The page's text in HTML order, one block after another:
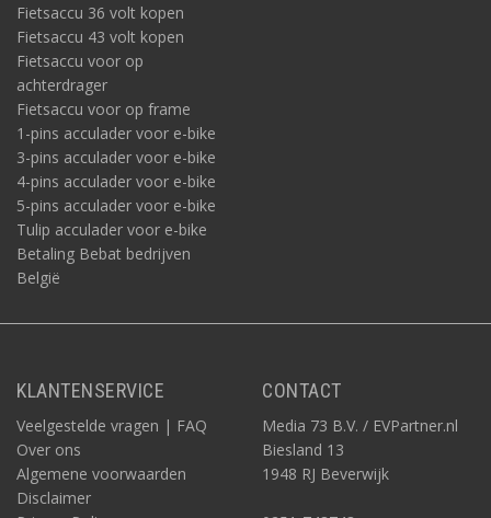
Fietsaccu 36 volt kopen
Fietsaccu 43 volt kopen
Fietsaccu voor op
achterdrager
Fietsaccu voor op frame
1-pins acculader voor e-bike
3-pins acculader voor e-bike
4-pins acculader voor e-bike
5-pins acculader voor e-bike
Tulip acculader voor e-bike
Betaling Bebat bedrijven
België
KLANTENSERVICE
Veelgestelde vragen | FAQ
Over ons
Algemene voorwaarden
Disclaimer
CONTACT
Media 73 B.V. / EVPartner.nl
Biesland 13
1948 RJ Beverwijk